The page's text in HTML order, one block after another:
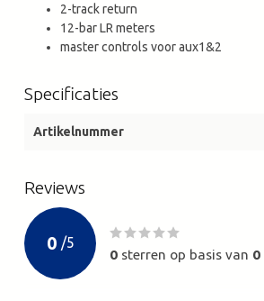
2-track return
12-bar LR meters
master controls voor aux1&2
Specificaties
Artikelnummer
Reviews
0 /5
0 sterren op basis van 0